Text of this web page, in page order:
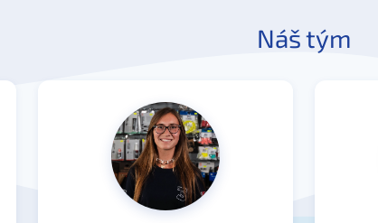
Náš tým